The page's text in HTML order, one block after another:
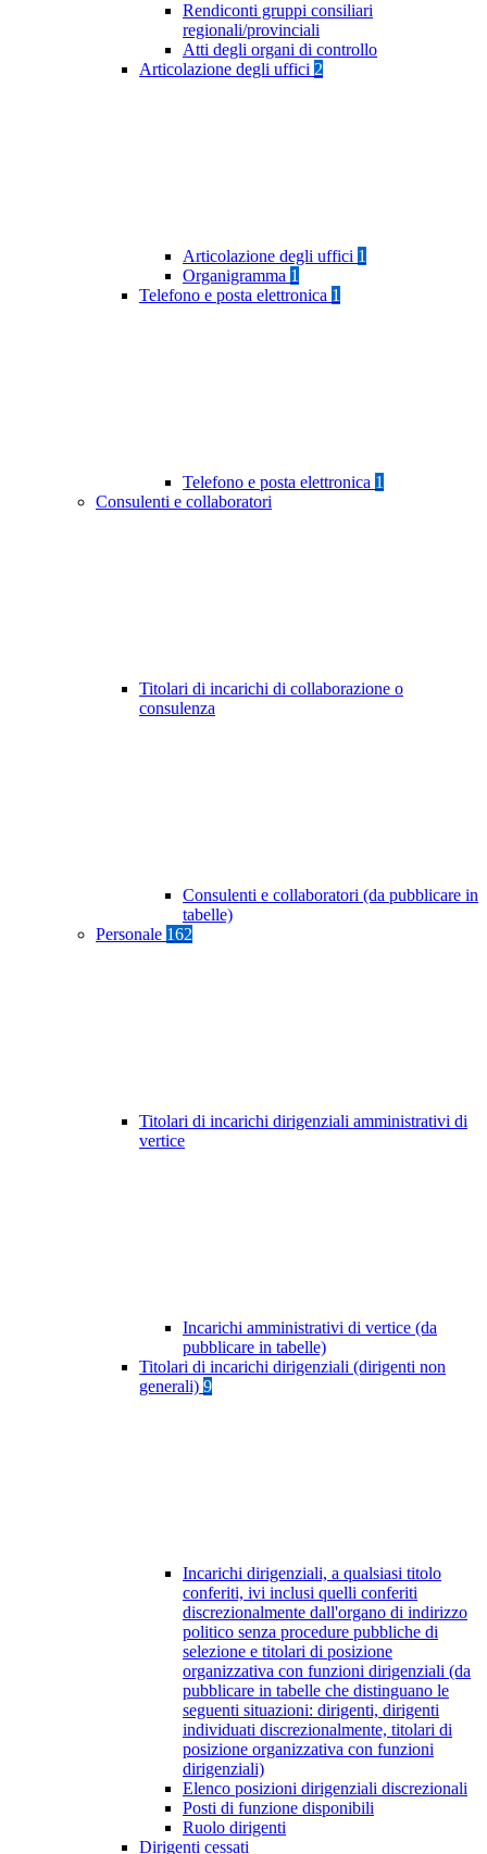
Rendiconti gruppi consiliari
regionali/provinciali
Atti degli organi di controllo
Articolazione degli uffici 2
Articolazione degli uffici 1
Organigramma 1
Telefono e posta elettronica 1
Telefono e posta elettronica 1
Consulenti e collaboratori
Titolari di incarichi di collaborazione o
consulenza
Consulenti e collaboratori (da pubblicare in
tabelle)
Personale 162
Titolari di incarichi dirigenziali amministrativi di
vertice
Incarichi amministrativi di vertice (da
pubblicare in tabelle)
Titolari di incarichi dirigenziali (dirigenti non
generali) 9
Incarichi dirigenziali, a qualsiasi titolo
conferiti, ivi inclusi quelli conferiti
discrezionalmente dall'organo di indirizzo
politico senza procedure pubbliche di
selezione e titolari di posizione
organizzativa con funzioni dirigenziali (da
pubblicare in tabelle che distinguano le
seguenti situazioni: dirigenti, dirigenti
individuati discrezionalmente, titolari di
posizione organizzativa con funzioni
dirigenziali)
Elenco posizioni dirigenziali discrezionali
Posti di funzione disponibili
Ruolo dirigenti
Dirigenti cessati